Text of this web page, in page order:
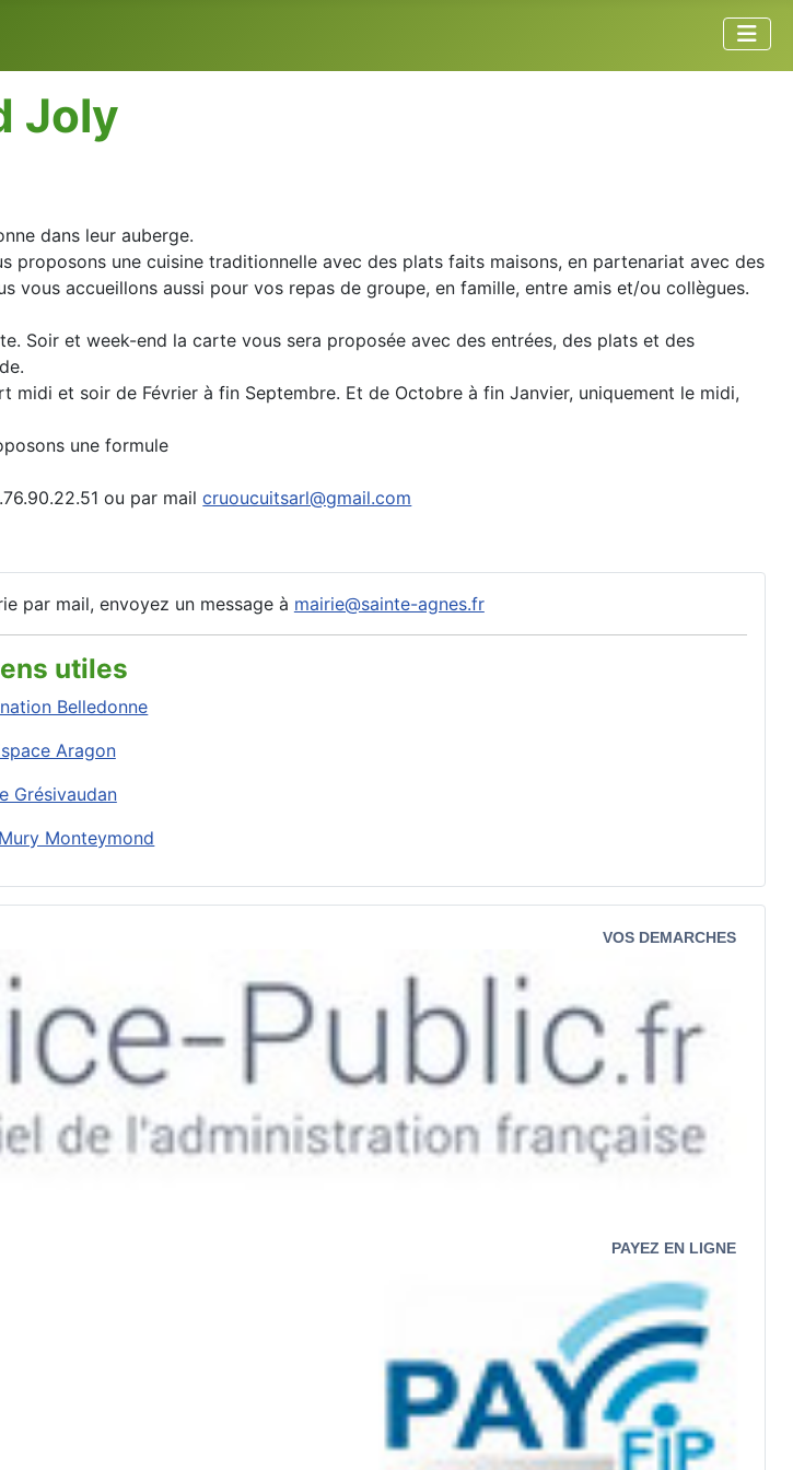
Joly
dans leur auberge.
proposons une cuisine traditionnelle avec des plats faits maisons, en partenariat avec des
accueillons aussi pour vos repas de groupe, en famille, entre amis et/ou collègues.
Soir et week-end la carte vous sera proposée avec des entrées, des plats et des
midi et soir de Février à fin Septembre. Et de Octobre à fin Janvier, uniquement le midi,
une formule
ou par mailcruoucuitsarl@gmail.com
par mail, envoyez un message à mairie@sainte-agnes.fr
utiles
Belledonne
Aragon
Grésivaudan
Monteymond
VOS DEMARCHES
PAYEZ EN LIGNE